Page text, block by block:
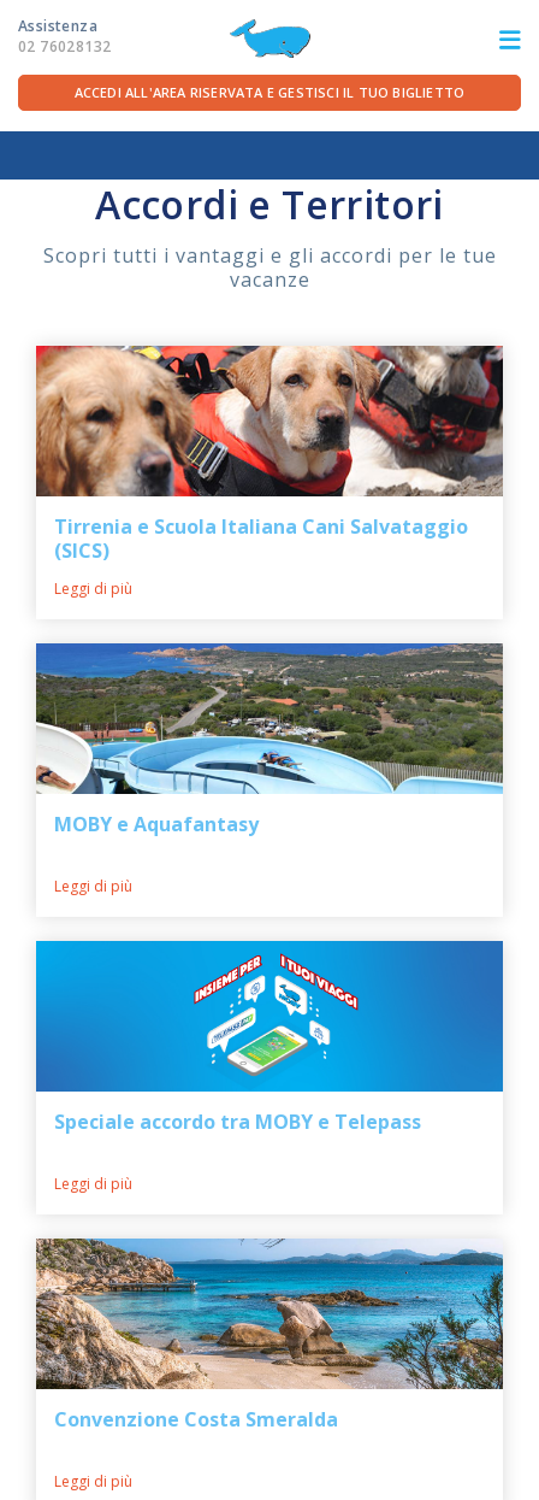
Assistenza
02 76028132
ITA FRA DEU ENG
LE ROTTE
PER LA PARTENZA
SERVIZI A BORDO
LA COMPAGNIA
ASSISTENZA
AssistenzaOnline
Assistenza02 76028132
ACCEDI ALL'AREA RISERVATA E GESTISCI IL TUO BIGLIETTO
Home/Vacanze/Accordi ed eventi
Accordi e Territori
Scopri tutti i vantaggi e gli accordi per le tue
vacanze
Tirrenia e Scuola Italiana Cani Salvataggio
(SICS)
Leggi di più
MOBY e Aquafantasy
Leggi di più
Speciale accordo tra MOBY e Telepass
Leggi di più
Convenzione Costa Smeralda
Leggi di più